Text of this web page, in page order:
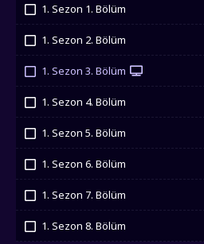
1. Sezon 1. Bölüm
1. Sezon 2. Bölüm
1. Sezon 3. Bölüm
1. Sezon 4. Bölüm
1. Sezon 5. Bölüm
1. Sezon 6. Bölüm
1. Sezon 7. Bölüm
1. Sezon 8. Bölüm